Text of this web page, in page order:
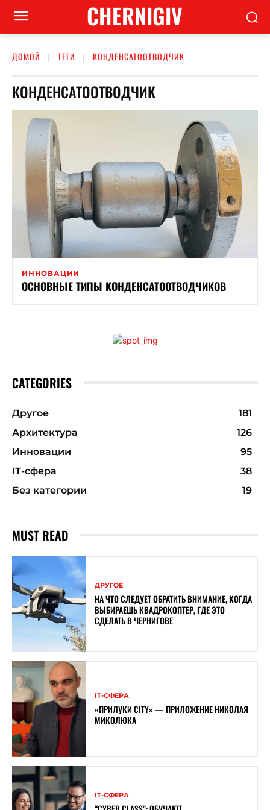
CHERNIGIV
ДОМОЙ ТЕГИ КОНДЕНСАТООТВОДЧИК
КОНДЕНСАТООТВОДЧИК
ИННОВАЦИИ
ОСНОВНЫЕ ТИПЫ КОНДЕНСАТООТВОДЧИКОВ
CATEGORIES
Другое
181
Архитектура
126
Инновации
95
ІТ-сфера
38
Без категории
19
MUST READ
ДРУГОЕ
НА ЧТО СЛЕДУЕТ ОБРАТИТЬ ВНИМАНИЕ, КОГДА
ВЫБИРАЕШЬ КВАДРОКОПТЕР, ГДЕ ЭТО
СДЕЛАТЬ В ЧЕРНИГОВЕ
ІТ-СФЕРА
«ПРИЛУКИ CITY» — ПРИЛОЖЕНИЕ НИКОЛАЯ
МИКОЛЮКА
ІТ-СФЕРА